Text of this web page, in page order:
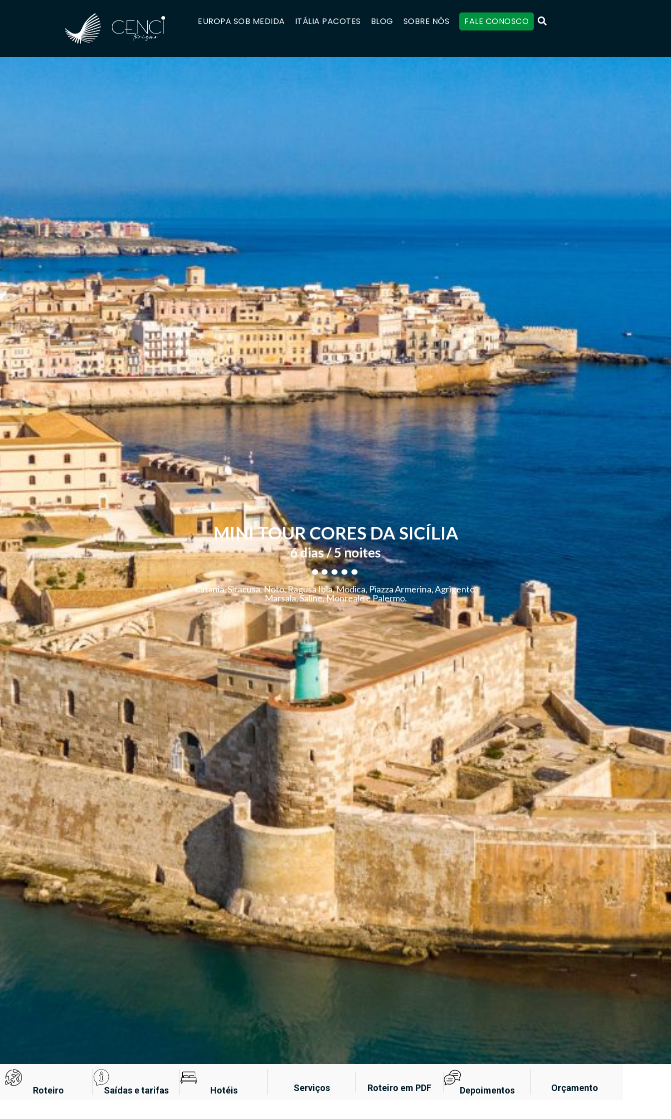
EUROPA SOB MEDIDA ITÁLIA PACOTES BLOG SOBRE NÓS FALE CONOSCO
MINI TOUR CORES DA SICÍLIA
6 dias / 5 noites
.....
Catania, Siracusa, Noto, Ragusa Ibla, Modica, Piazza Armerina, Agrigento,
Marsala, Saline, Monreale e Palermo.
Roteiro Saídas e tarifas Hotéis Serviços Roteiro em PDF Depoimentos Orçamento